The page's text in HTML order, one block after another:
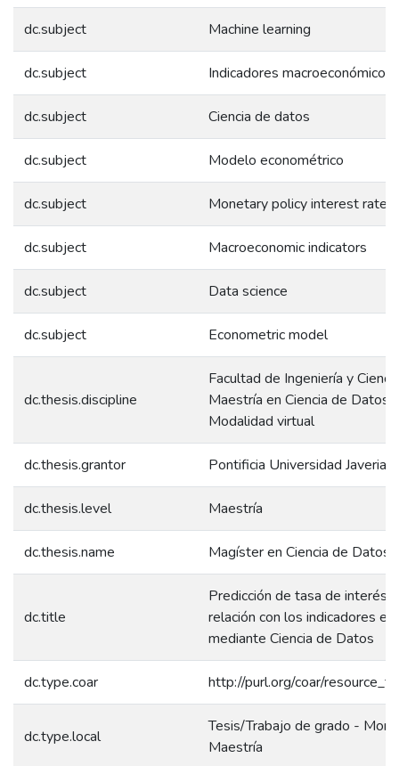
dc.subject Machine learning
dc.subject Indicadores macroeconómicos
dc.subject Ciencia de datos
dc.subject Modelo econométrico
dc.subject Monetary policy interest rate
dc.subject Macroeconomic indicators
dc.subject Data science
dc.subject Econometric model
dc.thesis.discipline
Facultad de Ingeniería y
Maestría en Ciencia de Datos -
Modalidad virtual
dc.thesis.grantor Pontificia Universidad
dc.thesis.level Maestría
dc.thesis.name Magíster en Ciencia de Datos
dc.title
Predicción de tasa de interés
relación con los indicadores
mediante Ciencia de Datos
dc.type.coar http://purl.org/coar/
dc.type.local
Tesis/Trabajo de grado -
Maestría